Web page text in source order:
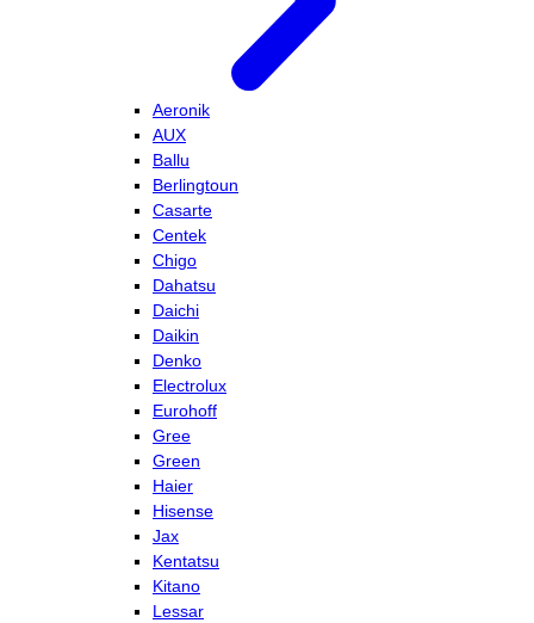
Aeronik
AUX
Ballu
Berlingtoun
Casarte
Centek
Chigo
Dahatsu
Daichi
Daikin
Denko
Electrolux
Eurohoff
Gree
Green
Haier
Hisense
Jax
Kentatsu
Kitano
Lessar